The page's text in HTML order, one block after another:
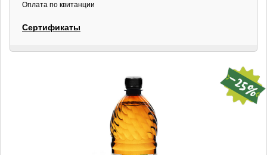
Оплата по квитанции
Сертификаты